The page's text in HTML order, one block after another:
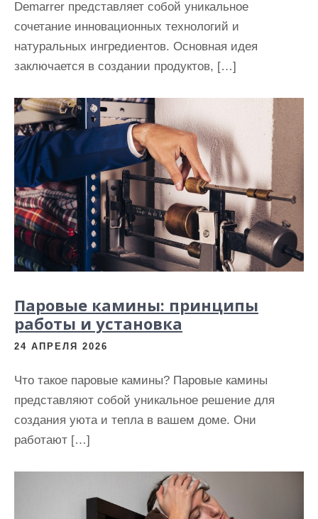
Demarrer представляет собой уникальное
сочетание инновационных технологий и
натуральных ингредиентов. Основная идея
заключается в создании продуктов, […]
Паровые камины: принципы
работы и установка
24 АПРЕЛЯ 2026
Что такое паровые камины? Паровые камины
представляют собой уникальное решение для
создания уюта и тепла в вашем доме. Они
работают […]